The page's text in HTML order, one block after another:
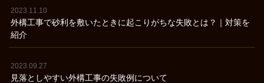
2023.11.10
外構工事で砂利を敷いたときに起こりがちな失敗とは？｜対策を
紹介
2023.09.27
見落としやすい外構工事の失敗例について